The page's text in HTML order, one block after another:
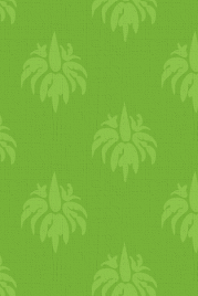
Öntsük fel
el,
és friss